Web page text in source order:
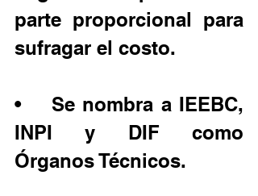
parte proporcional para
sufragar el costo.
•    Se nombra a IEEBC,
INPI y DIF como
Órganos Técnicos.